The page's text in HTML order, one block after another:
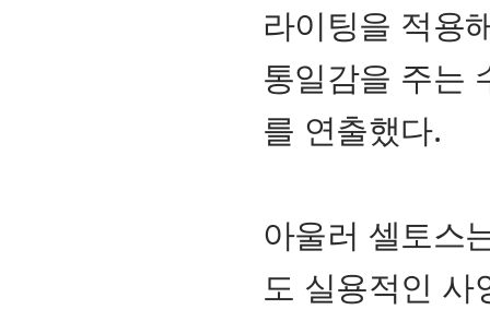
라이팅을 적용
통일감을 주는
를 연출했다.
아울러 셀토스
도 실용적인 사